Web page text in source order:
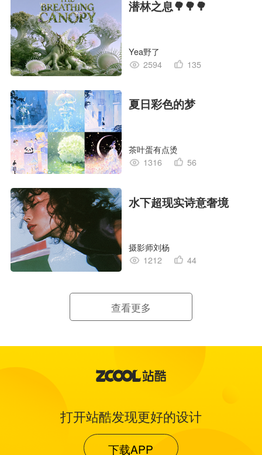
潜林之息🌳🌳🌳
Yea野了
2594
135
夏日彩色的梦
茶叶蛋有点烫
1316
56
水下超现实诗意奢境
摄影师刘杨
1212
44
查看更多
打开站酷发现更好的设计
下载APP